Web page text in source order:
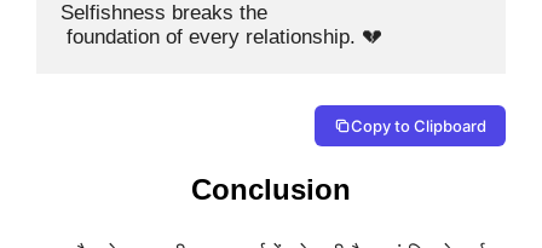
Selfishness breaks the
foundation of every relationship. 💔
Copy to Clipboard
Conclusion